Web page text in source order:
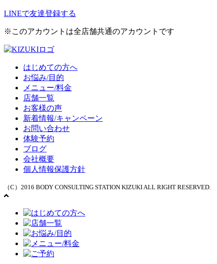
LINEで友達登録する
※このアカウントは全店舗共通のアカウントです
はじめての方へ
お悩み/目的
メニュー/料金
店舗一覧
お客様の声
新着情報/キャンペーン
お問い合わせ
体験予約
ブログ
会社概要
個人情報保護方針
（C）2016 BODY CONSULTING STATION KIZUKI ALL RIGHT RESERVED.